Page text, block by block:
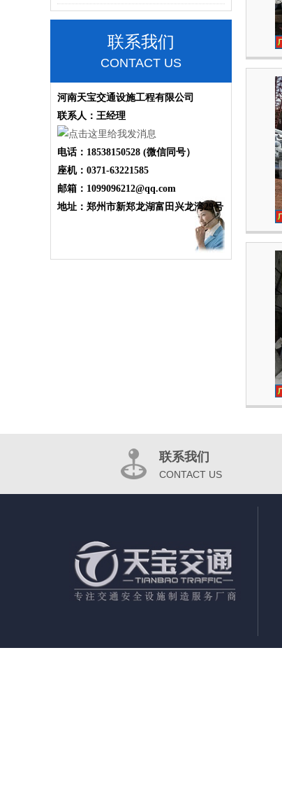
联系我们
CONTACT US
河南天宝交通设施工程有限公司
联系人：王经理
电话：18538150528 (微信同号）
座机：0371-63221585
邮箱：1099096212@qq.com
地址：郑州市新郑龙湖富田兴龙湾29号
联系我们
CONTACT US